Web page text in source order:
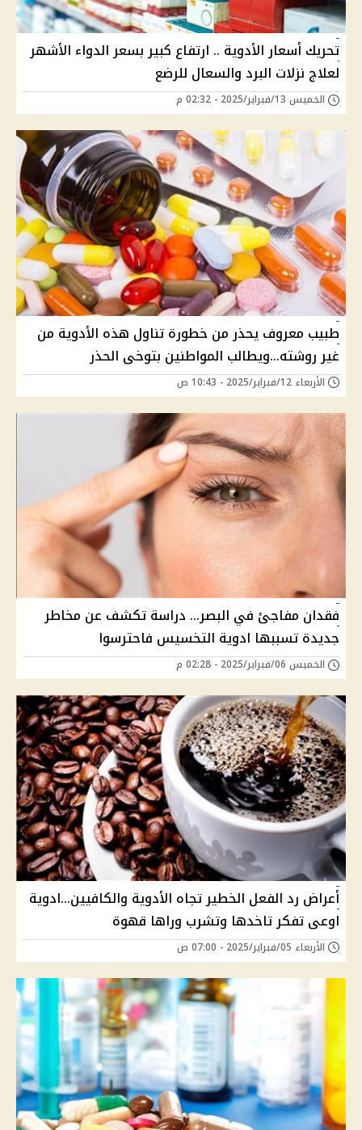
تحريك أسعار الأدوية .. ارتفاع كبير بسعر الدواء الأشهر
لعلاج نزلات البرد والسعال للرضع
الخميس 13/فبراير/2025 - 02:32 م
طبيب معروف يحذر من خطورة تناول هذه الأدوية من
غير روشته...ويطالب المواطنين بتوخى الحذر
الأربعاء 12/فبراير/2025 - 10:43 ص
فقدان مفاجئ في البصر... دراسة تكشف عن مخاطر
جديدة تسببها ادوية التخسيس فاحترسوا
الخميس 06/فبراير/2025 - 02:28 م
أعراض رد الفعل الخطير تجاه الأدوية والكافيين...ادوية
اوعى تفكر تاخدها وتشرب وراها قهوة
الأربعاء 05/فبراير/2025 - 07:00 ص